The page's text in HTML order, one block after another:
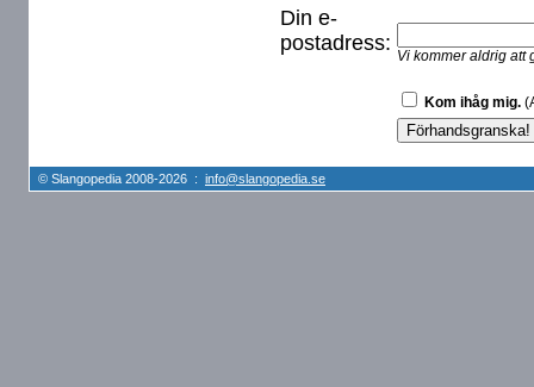
Din e-
postadress:
Vi kommer aldrig att
Kom ihåg mig.
© Slangopedia 2008-2026 : info@slangopedia.se